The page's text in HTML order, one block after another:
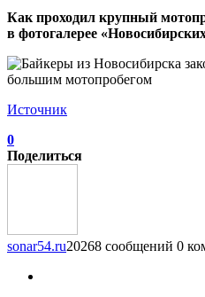
Как проходил крупный
в фотогалерее
Источник
0
Поделиться
sonar54.ru20268 сообщений 0